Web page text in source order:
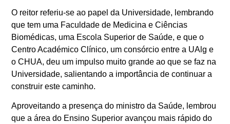
O reitor referiu-se ao papel da Universidade, lembrando
que tem uma Faculdade de Medicina e Ciências
Biomédicas, uma Escola Superior de Saúde, e que o
Centro Académico Clínico, um consórcio entre a UAlg e
o CHUA, deu um impulso muito grande ao que se faz na
Universidade, salientando a importância de continuar a
construir este caminho.
Aproveitando a presença do ministro da Saúde, lembrou
que a área do Ensino Superior avançou mais rápido do